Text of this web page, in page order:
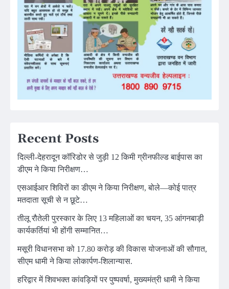
Recent Posts
दिल्ली-देहरादून कॉरिडोर से जुड़ी 12 किमी ग्रीनफील्ड बाईपास का
डीएम ने किया निरीक्षण…
एसआईआर शिविरों का डीएम ने किया निरीक्षण, बोले—कोई पात्र
मतदाता सूची से न छूटे…
तीलू रौतेली पुरस्कार के लिए 13 महिलाओं का चयन, 35 आंगनबाड़ी
कार्यकर्तियां भी होंगी सम्मानित…
मसूरी विधानसभा को 17.80 करोड़ की विकास योजनाओं की सौगात,
सीएम धामी ने किया लोकार्पण-शिलान्यास.
हरिद्वार में शिवभक्त कांवड़ियों पर पुष्पवर्षा, मुख्यमंत्री धामी ने किया